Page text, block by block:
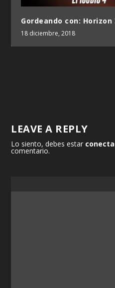
Gordeando con:
18 diciembre, 2018
LEAVE A REPLY
Lo siento, debes estar
comentario.